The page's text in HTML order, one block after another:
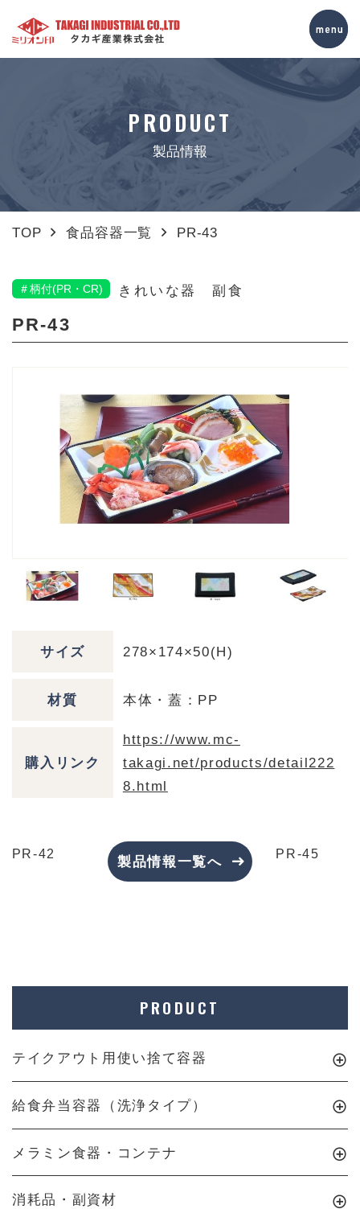
PRODUCT
製品情報
TOP 食品容器一覧 PR-43
＃柄付(PR・CR) きれいな器 副食
PR-43
サイズ 278×174×50(H)
材質 本体・蓋：PP
購入リンク
https://www.mc-
takagi.net/products/detail222
8.html
PR-42
製品情報一覧へ
PR-45
PRODUCT
テイクアウト用使い捨て容器
給食弁当容器（洗浄タイプ）
メラミン食器・コンテナ
消耗品・副資材